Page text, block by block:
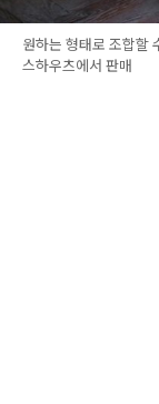
원하는 형태로 조합할
스하우츠에서 판매